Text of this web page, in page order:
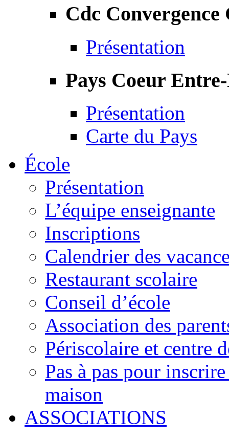
Cdc Convergence
Présentation
Pays Coeur
Présentation
Carte du Pays
École
Présentation
L’équipe enseignante
Inscriptions
Calendrier des
Restaurant scolaire
Conseil d’école
Association des
Périscolaire et centre
Pas à pas pour
maison
ASSOCIATIONS